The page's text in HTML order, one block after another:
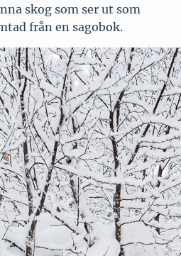
skog som ser ut som
från en sagobok.